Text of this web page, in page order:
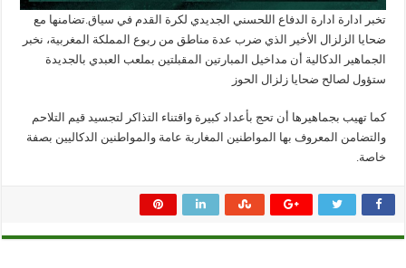
تخبر ادارة ادارة الدفاع اللحسني الجديدي لكرة القدم في سياق.تضامنها مع
ضحايا الزلزال الأخير الذي ضرب عدة مناطق من ربوع المملكة المغربية، نخبر
الجماهير الدكالية أن مداخيل المبارتين المقبلتين بملعب العبدي بالجديدة
ستؤول لصالح ضحايا زلزال الحوز
كما تهيب بجماهيرها أن تحج بأعداد كبيرة واقتناء التذاكر لتجسيد قيم التلاحم
والتضامن المعروف بها المواطنين المغاربة عامة والمواطنين الدكاليين بصفة
خاصة.